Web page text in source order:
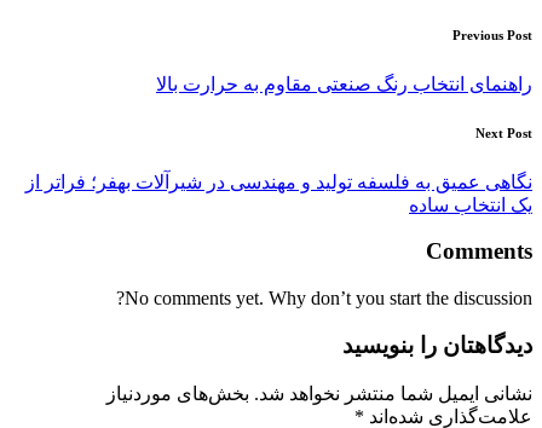
Post
navigation
Previous Post
راهنمای انتخاب رنگ صنعتی مقاوم به حرارت بالا
Next Post
نگاهی عمیق به فلسفه تولید و مهندسی در شیرآلات بهفر؛ فراتر از
یک انتخاب ساده
Comments
No comments yet. Why don’t you start the discussion?
دیدگاهتان را بنویسید
نشانی ایمیل شما منتشر نخواهد شد. بخش‌های موردنیاز
علامت‌گذاری شده‌اند *